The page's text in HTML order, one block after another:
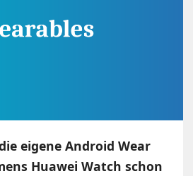
eigene Android Wear
Huawei Watch schon